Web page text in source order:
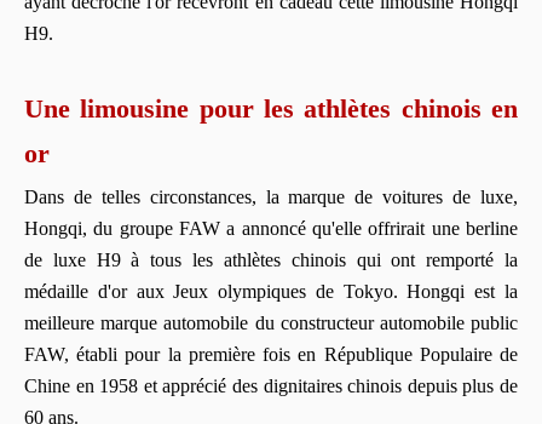
H9.
Une limousine pour les athlètes chinois en
or
Dans de telles circonstances, la marque de voitures de luxe,
Hongqi, du groupe FAW a annoncé qu'elle offrirait une berline
de luxe H9 à tous les athlètes chinois qui ont remporté la
médaille d'or aux Jeux olympiques de Tokyo. Hongqi est la
meilleure marque automobile du constructeur automobile public
FAW, établi pour la première fois en République Populaire de
Chine en 1958 et apprécié des dignitaires chinois depuis plus de
60 ans.